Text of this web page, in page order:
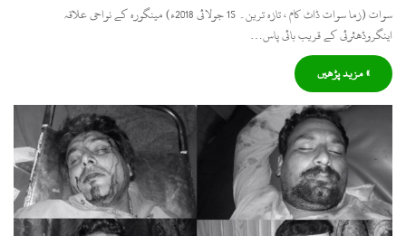
سوات (زما سوات ڈاٹ کام ، تازہ ترین۔ 15 جولائی 2018ء) مینگورہ کے نواحی علاقہ
اینگروڈھئرئی کے قریب بائی پاس…
» مزید پڑھیں